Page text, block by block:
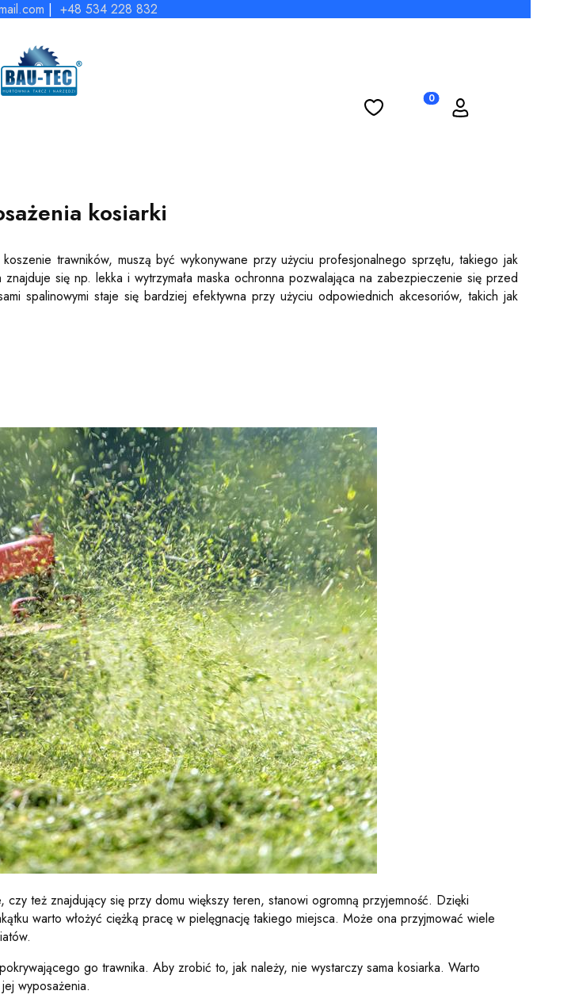
| +48 534 228 832
Ulubione Produkty w koszyku: 0.
Koszyk Zaloguj się
kosiarki
trawników, muszą być wykonywane przy użyciu profesjonalnego sprzętu, takiego jak
się np. lekka i wytrzymała maska ochronna pozwalająca na zabezpieczenie się przed
spalinowymi staje się bardziej efektywna przy użyciu odpowiednich akcesoriów, takich jak
też znajdujący się przy domu większy teren, stanowi ogromną przyjemność. Dzięki
warto włożyć ciężką pracę w pielęgnację takiego miejsca. Może ona przyjmować wiele
go trawnika. Aby zrobić to, jak należy, nie wystarczy sama kosiarka. Warto
wyposażenia.